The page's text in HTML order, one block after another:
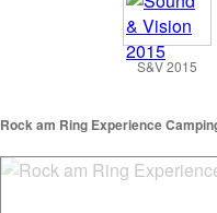
S&V 2015
Rock am Ring Experience